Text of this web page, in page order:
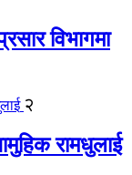
विभागमा
२
रामधुलाई